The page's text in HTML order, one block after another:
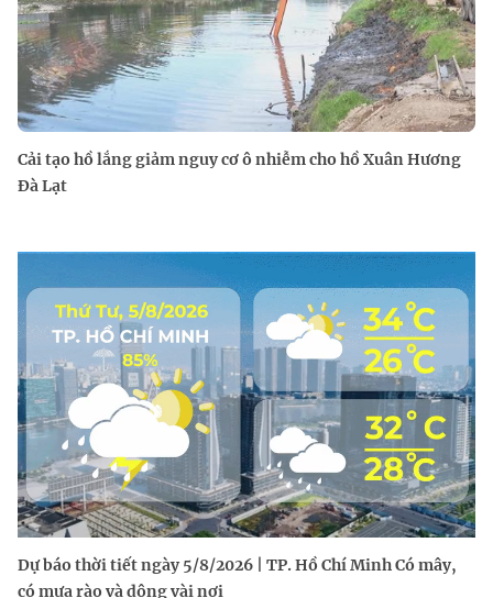
Cải tạo hồ lắng giảm nguy cơ ô nhiễm cho hồ Xuân Hương
Đà Lạt
Dự báo thời tiết ngày 5/8/2026 | TP. Hồ Chí Minh Có mây,
có mưa rào và dông vài nơi